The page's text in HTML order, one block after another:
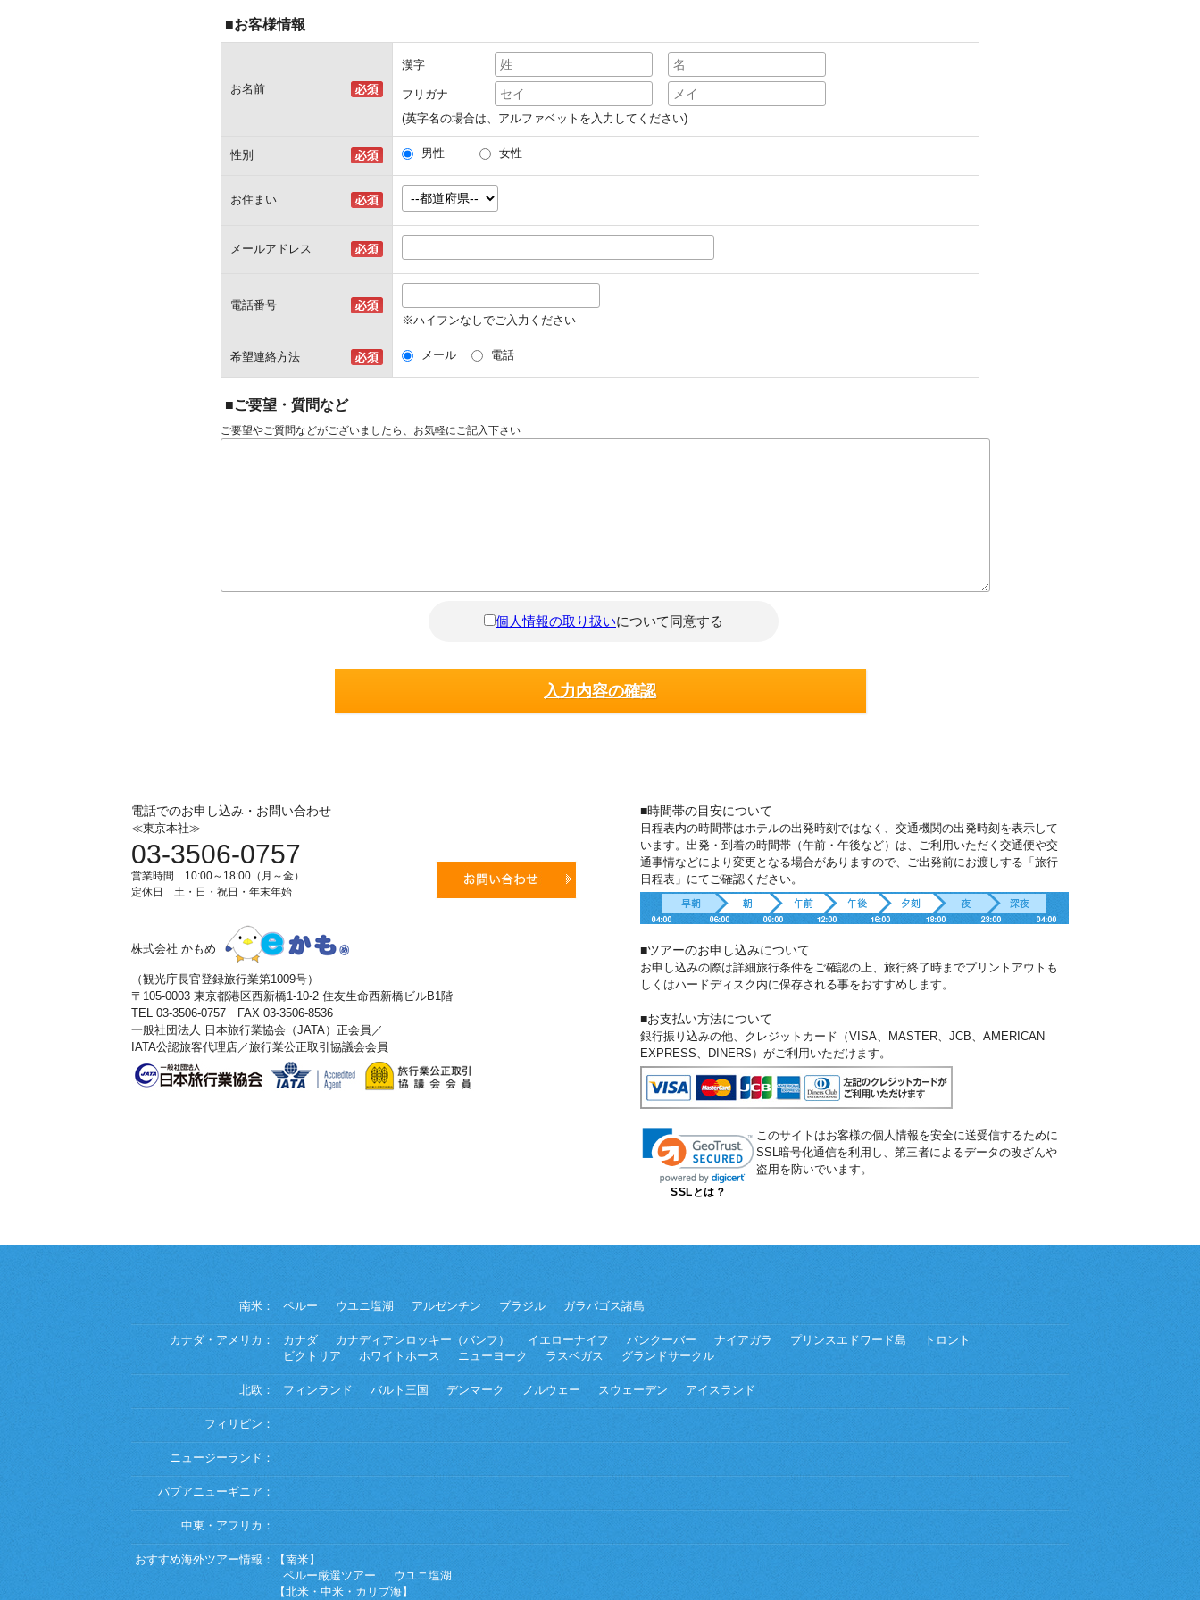
■お客様情報
お名前
漢字
フリガナ
(英字名の場合は、アルファベットを入力してください)
性別 男性 女性
お住まい
メールアドレス
電話番号
※ハイフンなしでご入力ください
希望連絡方法 メール 電話
■ご要望・質問など
ご要望やご質問などがございましたら、お気軽にご記入下さい
個人情報の取り扱いについて同意する
電話でのお申し込み・お問い合わせ
≪東京本社≫
03-3506-0757
営業時間 10:00～18:00（月～金）
定休日 土・日・祝日・年末年始
株式会社 かもめ
（観光庁長官登録旅行業第1009号）
〒105-0003 東京都港区西新橋1-10-2 住友生命西新橋ビルB1階
TEL 03-3506-0757 FAX 03-3506-8536
一般社団法人 日本旅行業協会（JATA）正会員／
IATA公認旅客代理店／旅行業公正取引協議会会員
■時間帯の目安について
日程表内の時間帯はホテルの出発時刻ではなく、交通機関の出発時刻を表示して
います。出発・到着の時間帯（午前・午後など）は、ご利用いただく交通便や交
通事情などにより変更となる場合がありますので、ご出発前にお渡しする「旅行
日程表」にてご確認ください。
■ツアーのお申し込みについて
お申し込みの際は詳細旅行条件をご確認の上、旅行終了時までプリントアウトも
しくはハードディスク内に保存される事をおすすめします。
■お支払い方法について
銀行振り込みの他、クレジットカード（VISA、MASTER、JCB、AMERICAN
EXPRESS、DINERS）がご利用いただけます。
SSLとは？
このサイトはお客様の個人情報を安全に送受信するために
SSL暗号化通信を利用し、第三者によるデータの改ざんや
盗用を防いでいます。
南米： ペルー ウユニ塩湖 アルゼンチン ブラジル ガラパゴス諸島
カナダ・アメリカ： カナダ カナディアンロッキー（バンフ） イエローナイフ バンクーバー ナイアガラ プリンスエドワード島
トロント
ビクトリア
ホワイトホース ニューヨーク ラスベガス グランドサークル
北欧： フィンランド バルト三国 デンマーク ノルウェー スウェーデン アイスランド
フィリピン：
ニュージーランド：
パプアニューギニア：
中東・アフリカ：
おすすめ海外ツアー情報：
【南米】
ペルー厳選ツアー
ウユニ塩湖
【北米・中米・カリブ海】